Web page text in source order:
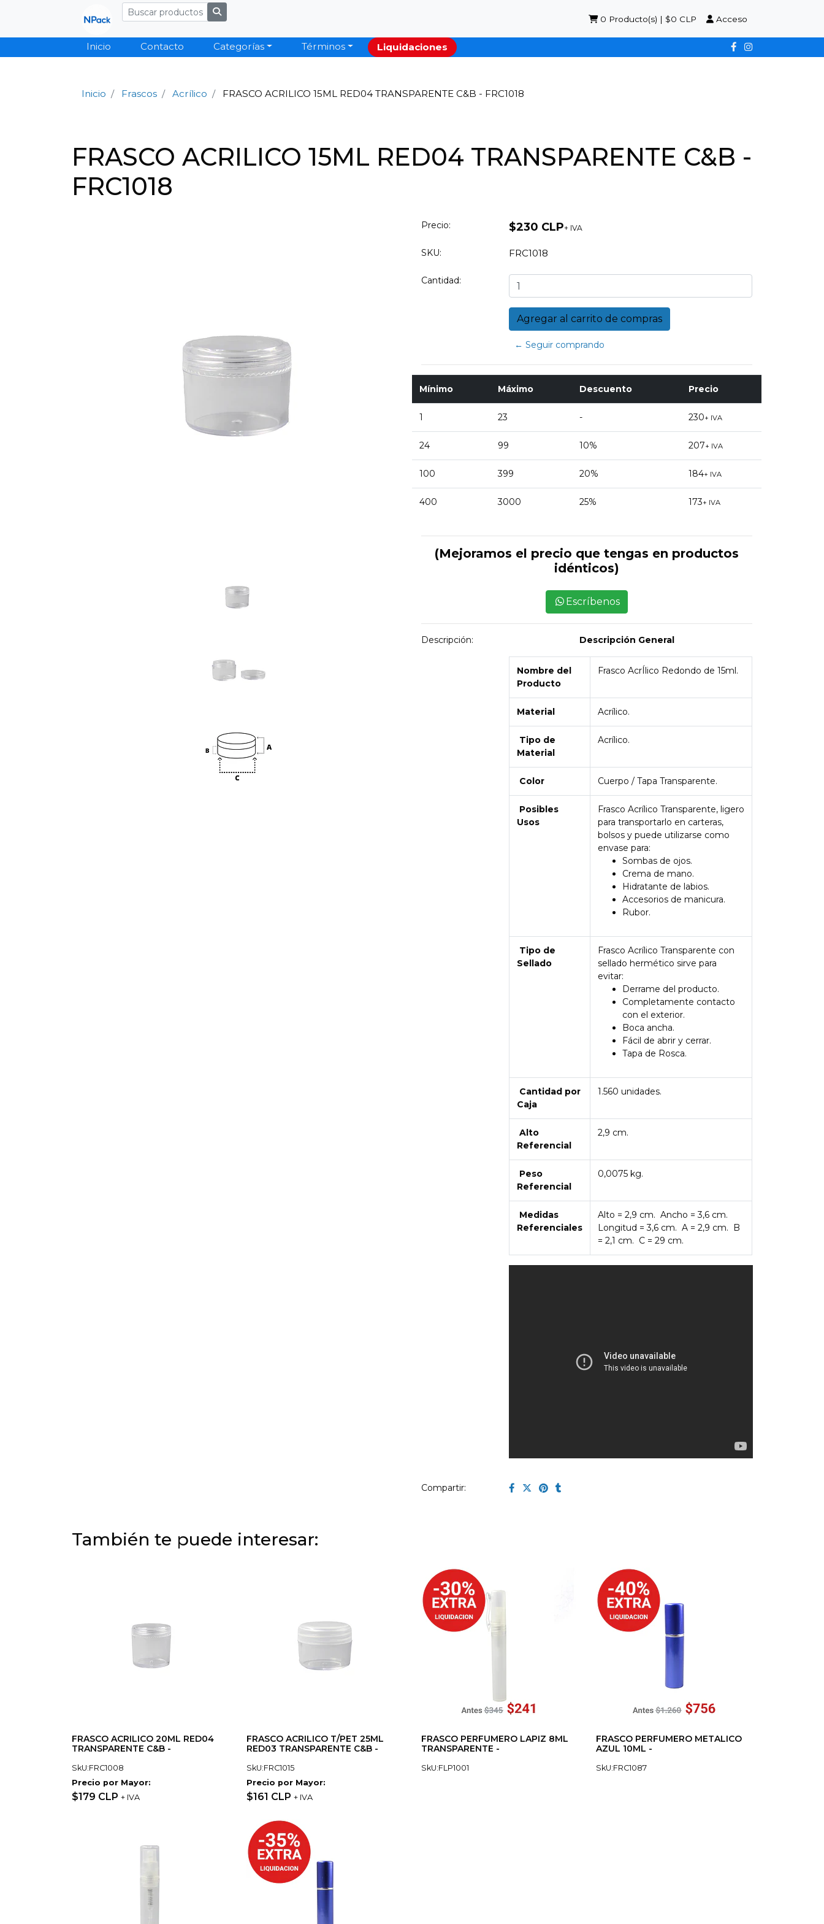
0 Producto(s) | $0 CLP Acceso
Inicio Contacto Categorías Términos Liquidaciones
Inicio Frascos Acrílico FRASCO ACRILICO 15ML RED04 TRANSPARENTE C&B - FRC1018
FRASCO ACRILICO 15ML RED04 TRANSPARENTE C&B -
FRC1018
Precio: $230 CLP+ IVA
SKU: FRC1018
Cantidad:
← Seguir comprando
Mínimo Máximo Descuento Precio
1 23 - 230+ IVA
24 99 10% 207+ IVA
100 399 20% 184+ IVA
400 3000 25% 173+ IVA
(Mejoramos el precio que tengas en productos
idénticos)
Escríbenos
Descripción: Descripción General
Nombre del
Producto
Frasco AcrÍlico Redondo de 15ml.
Material Acrílico.
Tipo de
Material
Acrílico.
Color Cuerpo / Tapa Transparente.
Posibles
Usos
Frasco Acrílico Transparente, ligero
para transportarlo en carteras,
bolsos y puede utilizarse como
envase para:
Sombas de ojos.
Crema de mano.
Hidratante de labios.
Accesorios de manicura.
Rubor.
Tipo de
Sellado
Frasco Acrílico Transparente con
sellado hermético sirve para
evitar:
Derrame del producto.
Completamente contacto
con el exterior.
Boca ancha.
Fácil de abrir y cerrar.
Tapa de Rosca.
Cantidad por
Caja
1.560 unidades.
Alto
Referencial
2,9 cm.
Peso
Referencial
0,0075 kg.
Medidas
Referenciales
Alto = 2,9 cm. Ancho = 3,6 cm.
Longitud = 3,6 cm. A = 2,9 cm. B
= 2,1 cm. C = 29 cm.
Compartir:
También te puede interesar:
FRASCO ACRILICO 20ML RED04
TRANSPARENTE C&B -
SkU:FRC1008
Precio por Mayor:
$179 CLP + IVA
FRASCO ACRILICO T/PET 25ML
RED03 TRANSPARENTE C&B -
SkU:FRC1015
Precio por Mayor:
$161 CLP + IVA
FRASCO PERFUMERO LAPIZ 8ML
TRANSPARENTE -
SkU:FLP1001
FRASCO PERFUMERO METALICO
AZUL 10ML -
SkU:FRC1087